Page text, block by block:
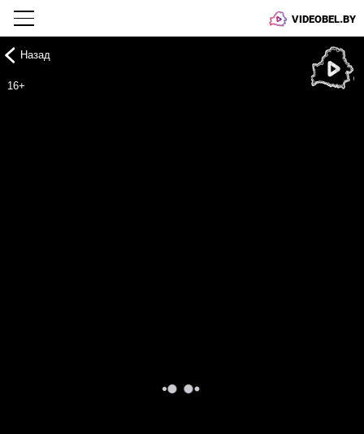
VIDEOBEL.BY
Назад
16+